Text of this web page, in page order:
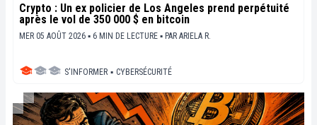
Crypto : Un ex policier de Los Angeles prend perpétuité
après le vol de 350 000 $ en bitcoin
MER 05 AOÛT 2026 ▪ 6 MIN DE LECTURE ▪ PAR ARIELA R.
S'INFORMER ▪ CYBERSÉCURITÉ